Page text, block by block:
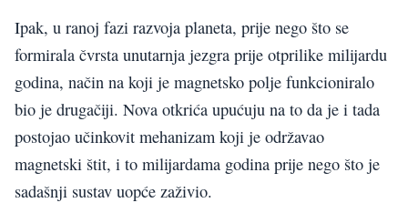
Ipak, u ranoj fazi razvoja planeta, prije nego što se
formirala čvrsta unutarnja jezgra prije otprilike milijardu
godina, način na koji je magnetsko polje funkcioniralo
bio je drugačiji. Nova otkrića upućuju na to da je i tada
postojao učinkovit mehanizam koji je održavao
magnetski štit, i to milijardama godina prije nego što je
sadašnji sustav uopće zaživio.